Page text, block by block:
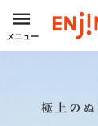
メニュー